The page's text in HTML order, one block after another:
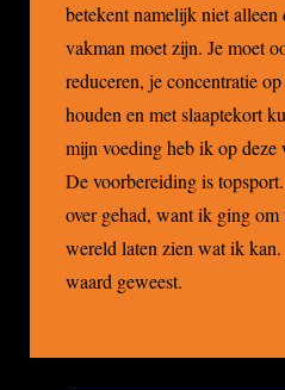
betekent namelijk niet
vakman moet zijn. Je moet
reduceren, je concentratie
houden en met slaaptekort
mijn voeding heb ik op deze
De voorbereiding is
over gehad, want ik ging
wereld laten zien wat ik
waard geweest.